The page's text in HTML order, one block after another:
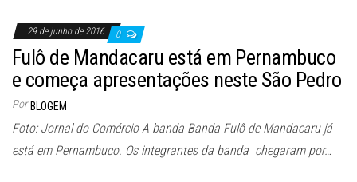
29 de junho de 2016 0
Fulô de Mandacaru está em Pernambuco
e começa apresentações neste São Pedro
Por BLOGEM
Foto: Jornal do Comércio A banda Banda Fulô de Mandacaru já
está em Pernambuco. Os integrantes da banda chegaram por…